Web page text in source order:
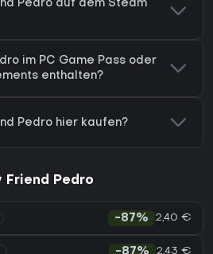
Pedro auf dem Steam
im PC Game Pass oder
enthalten?
Pedro hier kaufen?
Friend Pedro
-87% 2,40 €
2,43 €